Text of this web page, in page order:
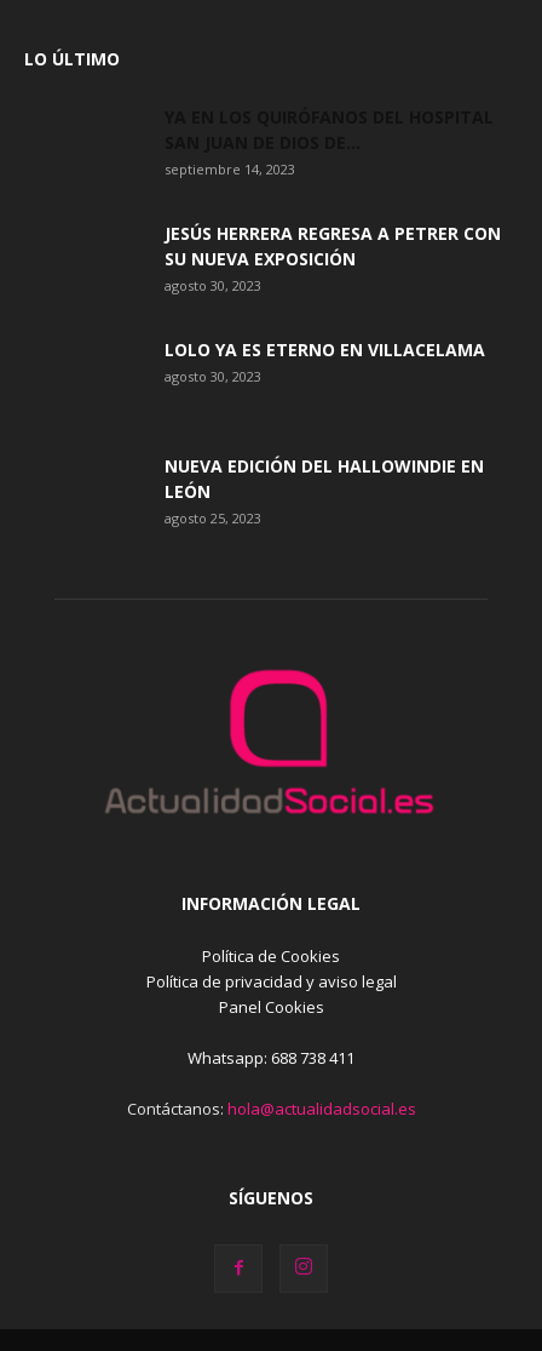
LO ÚLTIMO
septiembre 14, 2023
JESÚS HERRERA REGRESA A PETRER CON
SU NUEVA EXPOSICIÓN
agosto 30, 2023
LOLO YA ES ETERNO EN VILLACELAMA
agosto 30, 2023
NUEVA EDICIÓN DEL HALLOWINDIE EN
LEÓN
agosto 25, 2023
INFORMACIÓN LEGAL
Política de Cookies
Política de privacidad y aviso legal
Panel Cookies
Whatsapp: 688 738 411
Contáctanos: hola@actualidadsocial.es
SÍGUENOS